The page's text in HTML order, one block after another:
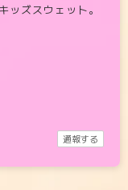
ズスウェット。
通報する